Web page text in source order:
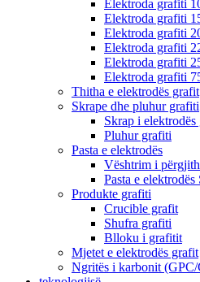
Elektroda grafiti
Elektroda grafiti
Elektroda grafiti
Elektroda grafiti
Elektroda grafiti
Elektroda grafiti
Thitha e elektrodës grafit
Skrape dhe pluhur grafiti
Skrap i elektrodës
Pluhur grafiti
Pasta e elektrodës
Vështrim i
Pasta e elektrodës
Produkte grafiti
Crucible grafit
Shufra grafiti
Blloku i grafitit
Mjetet e elektrodës grafit
Ngritës i karbonit